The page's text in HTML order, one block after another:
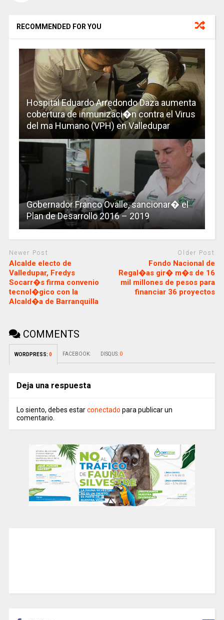
RECOMMENDED FOR YOU
Hospital Eduardo Arredondo Daza aumenta
cobertura de inmunizaci�n contra el Virus
del ma Humano (VPH) en Valledupar
Gobernador Franco Ovalle, sancionar� el
Plan de Desarrollo 2016 – 2019
Newer Post
Alcalde electo de
Valledupar, Fredys
Socarr�s firma convenio
tecnol�gico con la
Alcald�a de Barranquilla
Older Post
Fondo Nacional de
Regal�as gir� m�s de 16
mil millones de pesos para
financiar 36 proyectos
COMMENTS
WORDPRESS: 0 FACEBOOK: DISQUS: 0
Deja una respuesta
Lo siento, debes estarconectado para publicar un
comentario.